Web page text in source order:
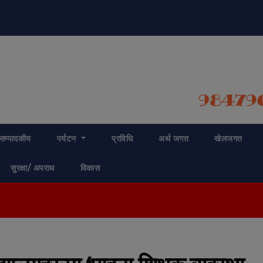
सम्पादकीय पर्यटन प्रविधि अर्थ जगत खेलजगत
सुरक्षा/ अपराध विकास